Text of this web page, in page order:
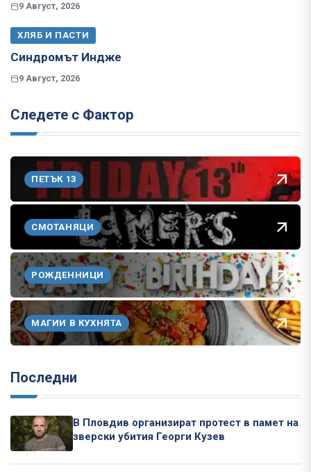
9 Август, 2026
ХЛЯБ И ПАСТИ
Синдромът Индже
9 Август, 2026
Следете с Фактор
ПЕТЪК 13
СМОТАНЯЦИ
РОЖДЕННИЦИ
МАГИИ В КУХНЯТА
Последни
В Пловдив организират протест в памет на
зверски убития Георги Кузев